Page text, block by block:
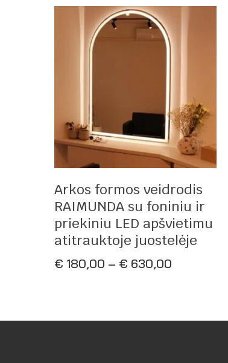
Arkos formos veidrodis
RAIMUNDA su foniniu ir
priekiniu LED apšvietimu
atitrauktoje juostelėje
€ 180,00 – € 630,00